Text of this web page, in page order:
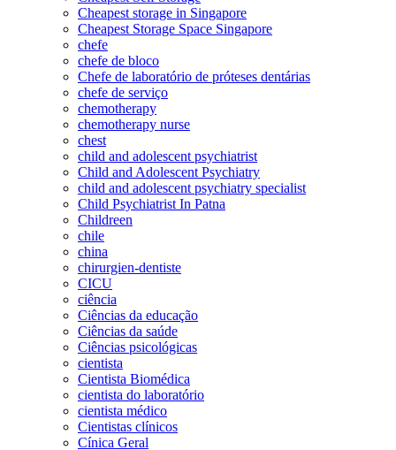
Cheapest storage in Singapore
Cheapest Storage Space Singapore
chefe
chefe de bloco
Chefe de laboratório de próteses dentárias
chefe de serviço
chemotherapy
chemotherapy nurse
chest
child and adolescent psychiatrist
Child and Adolescent Psychiatry
child and adolescent psychiatry specialist
Child Psychiatrist In Patna
Childreen
chile
china
chirurgien-dentiste
CICU
ciência
Ciências da educação
Ciências da saúde
Ciências psicológicas
cientista
Cientista Biomédica
cientista do laboratório
cientista médico
Cientistas clínicos
Cínica Geral